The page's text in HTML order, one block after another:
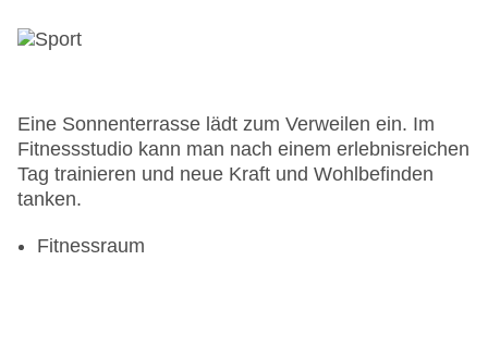
Eine Sonnenterrasse lädt zum Verweilen ein. Im
Fitnessstudio kann man nach einem erlebnisreichen
Tag trainieren und neue Kraft und Wohlbefinden
tanken.
Fitnessraum